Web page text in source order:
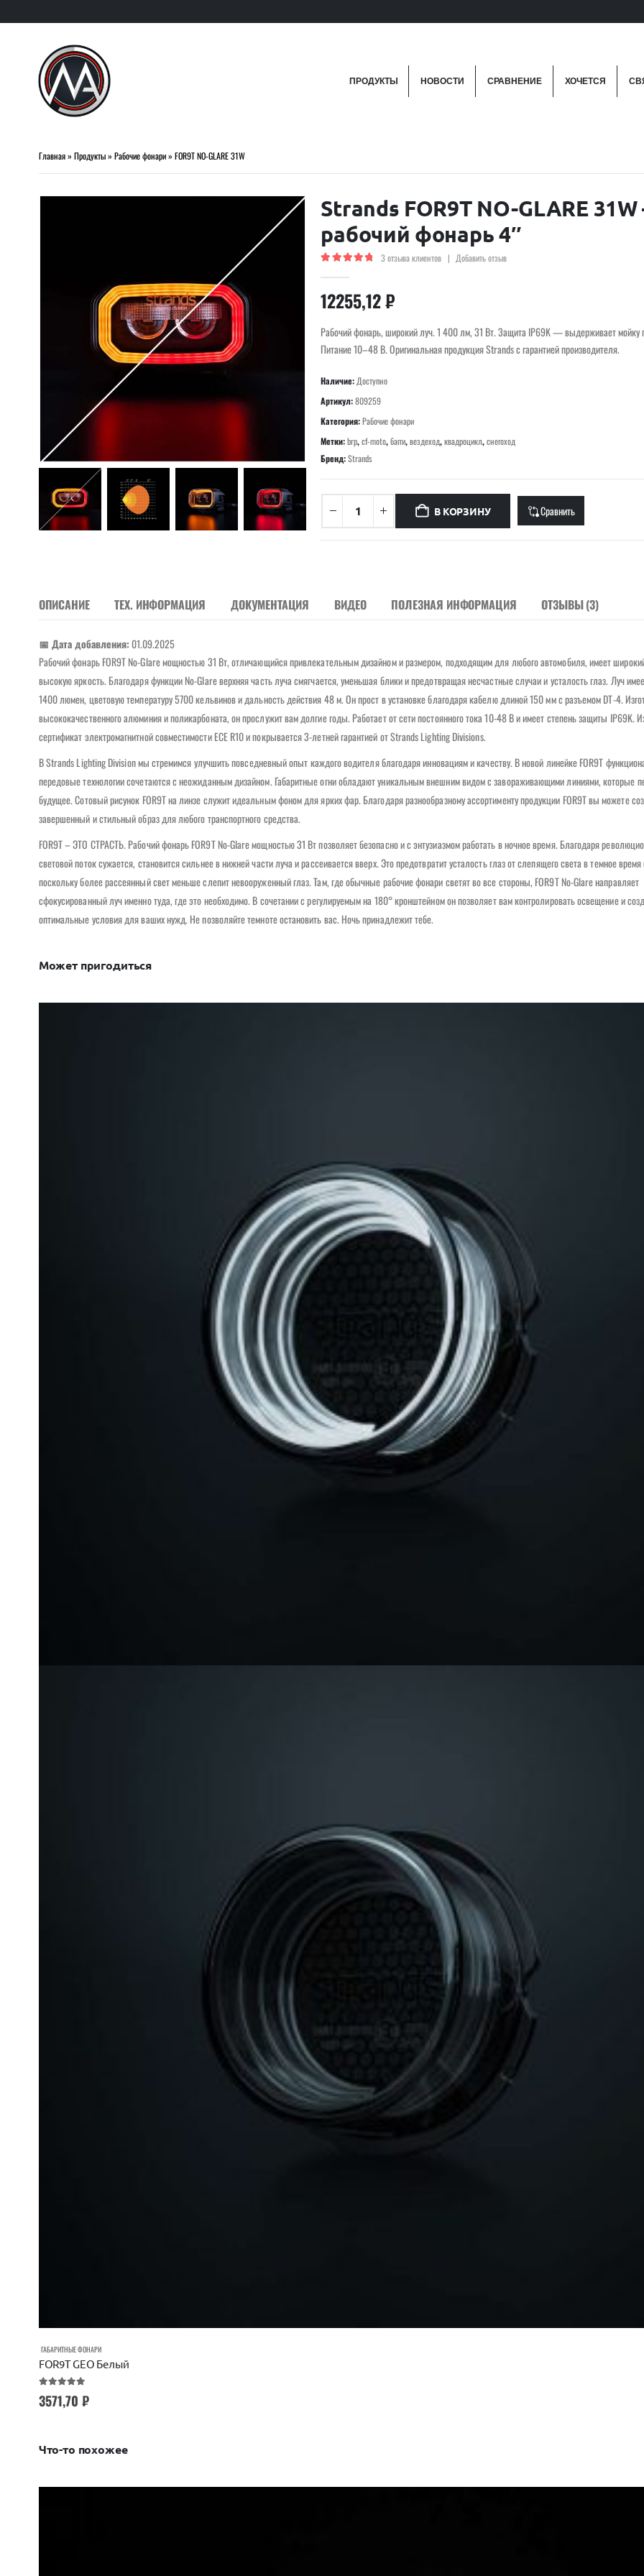
ПРОДУКТЫ НОВОСТИ СРАВНЕНИЕ ХОЧЕТСЯ
Главная» Продукты» Рабочие фонари» FOR9T NO-GLARE 31W
Strands FOR9T NO-GLARE
рабочий фонарь 4″
3 отзыва клиентов | Добавить отзыв
12255,12₽
Рабочий фонарь, широкий луч. 1 400 лм, 31 Вт. Защита IP69K — выдерживает мойку
Питание 10–48 В. Оригинальная продукция Strands с гарантией производителя.
Наличие: Доступно
Артикул:809259
Категория:Рабочие фонари
Метки:brp,cf-moto,багги,вездеход,квадроцикл,снегоход
Бренд:Strands
В КОРЗИНУ Сравнить
ОПИСАНИЕ ТЕХ. ИНФОРМАЦИЯ ДОКУМЕНТАЦИЯ ВИДЕО ПОЛЕЗНАЯ ИНФОРМАЦИЯ ОТЗЫВЫ (3)
📅 Дата добавления:01.09.2025
Рабочий фонарь FOR9T No-Glare мощностью 31 Вт, отличающийся привлекательным дизайном и размером, подходящим для любого автомобиля, имеет
высокую яркость. Благодаря функции No-Glare верхняя часть луча смягчается, уменьшая блики и предотвращая несчастные случаи и усталость глаз. Луч
1400 люмен, цветовую температуру 5700 кельвинов и дальность действия 48 м. Он прост в установке благодаря кабелю длиной 150 мм с разъемом DT-4.
высококачественного алюминия и поликарбоната, он прослужит вам долгие годы. Работает от сети постоянного тока 10-48 В и имеет степень защиты IP69K.
сертификат электромагнитной совместимости ECE R10 и покрывается 3-летней гарантией от Strands Lighting Divisions.
В Strands Lighting Division мы стремимся улучшить повседневный опыт каждого водителя благодаря инновациям и качеству. В новой линейке FOR9T
передовые технологии сочетаются с неожиданным дизайном. Габаритные огни обладают уникальным внешним видом с завораживающими линиями, которые
будущее. Сотовый рисунок FOR9T на линзе служит идеальным фоном для ярких фар. Благодаря разнообразному ассортименту продукции FOR9T вы можете
завершенный и стильный образ для любого транспортного средства.
FOR9T – ЭТО СТРАСТЬ. Рабочий фонарь FOR9T No-Glare мощностью 31 Вт позволяет безопасно и с энтузиазмом работать в ночное время. Благодаря
световой поток сужается, становится сильнее в нижней части луча и рассеивается вверх. Это предотвратит усталость глаз от слепящего света в темное время
поскольку более рассеянный свет меньше слепит невооруженный глаз. Там, где обычные рабочие фонари светят во все стороны, FOR9T No-Glare направляет
сфокусированный луч именно туда, где это необходимо. В сочетании с регулируемым на 180° кронштейном он позволяет вам контролировать освещение и
оптимальные условия для ваших нужд. Не позволяйте темноте остановить вас. Ночь принадлежит тебе.
Может пригодиться
ГАБАРИТНЫЕ ФОНАРИ
FOR9T GEO Белый
3571,70 ₽
Что-то похожее